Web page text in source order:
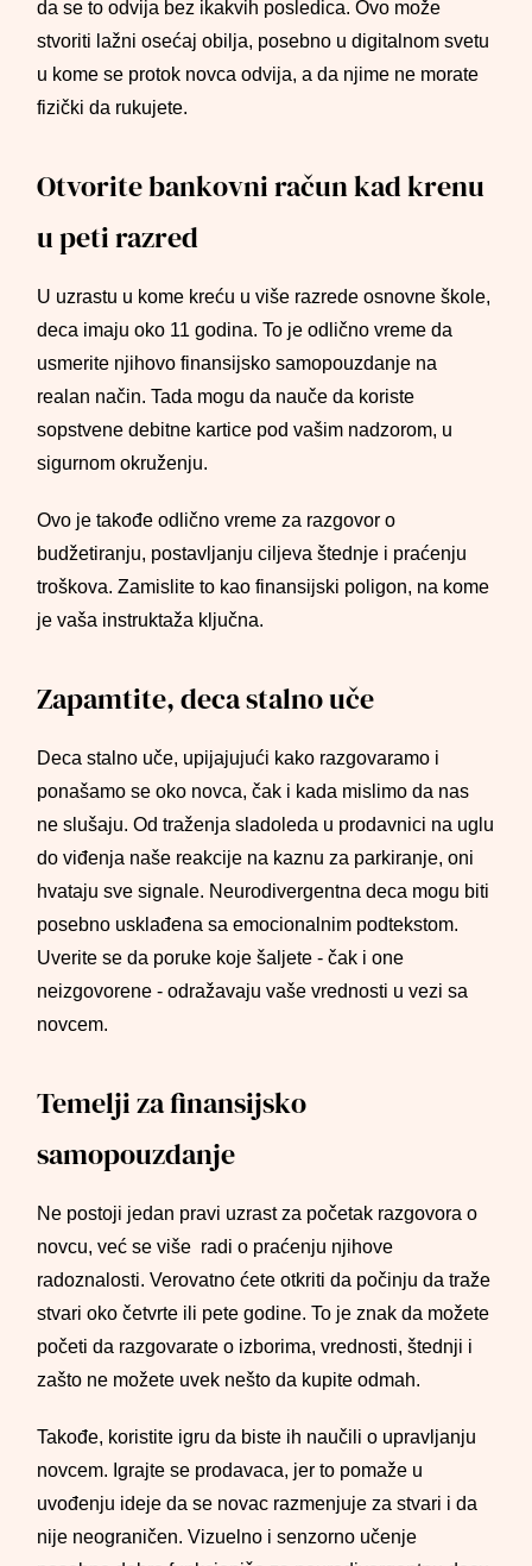
da se to odvija bez ikakvih posledica. Ovo može
stvoriti lažni osećaj obilja, posebno u digitalnom svetu
u kome se protok novca odvija, a da njime ne morate
fizički da rukujete.
Otvorite bankovni račun kad krenu
u peti razred
U uzrastu u kome kreću u više razrede osnovne škole,
deca imaju oko 11 godina. To je odlično vreme da
usmerite njihovo finansijsko samopouzdanje na
realan način. Tada mogu da nauče da koriste
sopstvene debitne kartice pod vašim nadzorom, u
sigurnom okruženju.
Ovo je takođe odlično vreme za razgovor o
budžetiranju, postavljanju ciljeva štednje i praćenju
troškova. Zamislite to kao finansijski poligon, na kome
je vaša instruktaža ključna.
Zapamtite, deca stalno uče
Deca stalno uče, upijajujući kako razgovaramo i
ponašamo se oko novca, čak i kada mislimo da nas
ne slušaju. Od traženja sladoleda u prodavnici na uglu
do viđenja naše reakcije na kaznu za parkiranje, oni
hvataju sve signale. Neurodivergentna deca mogu biti
posebno usklađena sa emocionalnim podtekstom.
Uverite se da poruke koje šaljete - čak i one
neizgovorene - odražavaju vaše vrednosti u vezi sa
novcem.
Temelji za finansijsko
samopouzdanje
Ne postoji jedan pravi uzrast za početak razgovora o
novcu, već se više radi o praćenju njihove
radoznalosti. Verovatno ćete otkriti da počinju da traže
stvari oko četvrte ili pete godine. To je znak da možete
početi da razgovarate o izborima, vrednosti, štednji i
zašto ne možete uvek nešto da kupite odmah.
Takođe, koristite igru da biste ih naučili o upravljanju
novcem. Igrajte se prodavaca, jer to pomaže u
uvođenju ideje da se novac razmenjuje za stvari i da
nije neograničen. Vizuelno i senzorno učenje